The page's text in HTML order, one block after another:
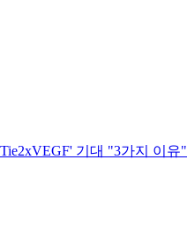
기대 "3가지 이유"